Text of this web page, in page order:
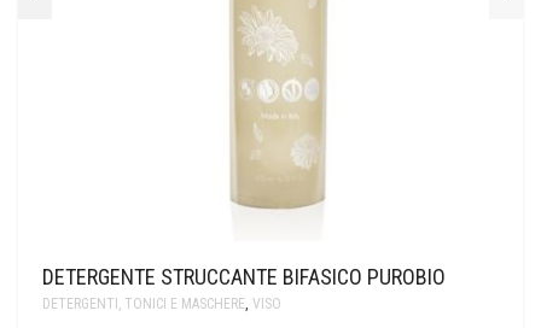
DETERGENTE STRUCCANTE BIFASICO PUROBIO
DETERGENTI, TONICI E MASCHERE, VISO